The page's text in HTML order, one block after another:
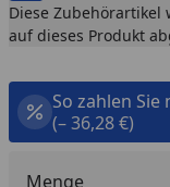
Diese Zubehörartikel
auf dieses Produkt
So zahlen Sie
(– 36,28 €)
Menge